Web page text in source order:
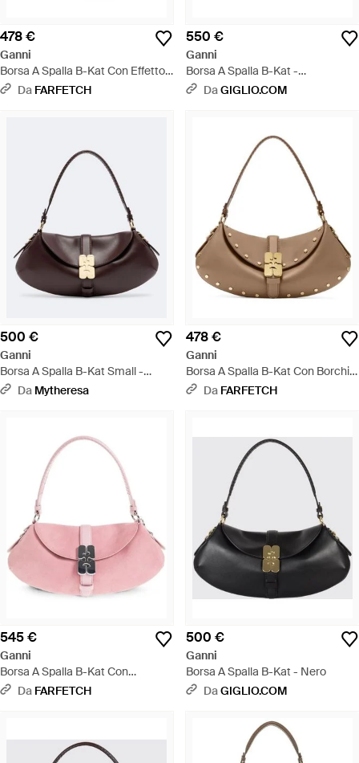
478 €
Ganni
Borsa A Spalla B-Kat Con Effetto
Pelle Di Serpente - Nero
Da FARFETCH
550 €
Ganni
Borsa A Spalla B-Kat -
Metallizzato
DaGIGLIO.COM
500 €
Ganni
Borsa A Spalla B-Kat Small -
Marrone
Da Mytheresa
478 €
Ganni
Borsa A Spalla B-Kat Con Borchie
- Metallizzato
Da FARFETCH
545 €
Ganni
Borsa A Spalla B-Kat Con
Applicazione Logo - Rosa
Da FARFETCH
500 €
Ganni
Borsa A Spalla B-Kat - Nero
DaGIGLIO.COM